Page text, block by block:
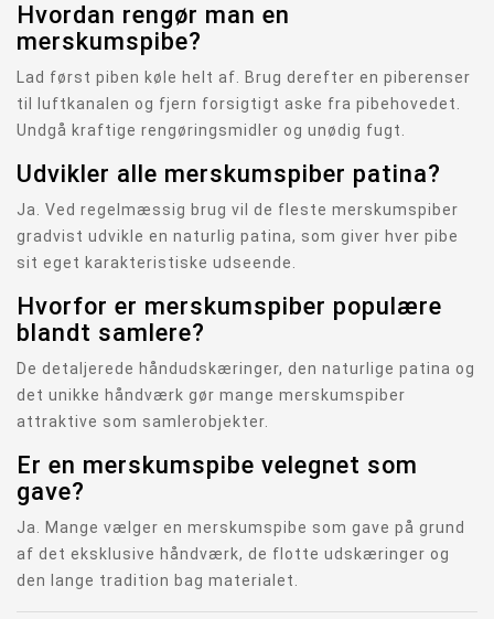
Hvordan rengør man en
merskumspibe?
Lad først piben køle helt af. Brug derefter en piberenser
til luftkanalen og fjern forsigtigt aske fra pibehovedet.
Undgå kraftige rengøringsmidler og unødig fugt.
Udvikler alle merskumspiber patina?
Ja. Ved regelmæssig brug vil de fleste merskumspiber
gradvist udvikle en naturlig patina, som giver hver pibe
sit eget karakteristiske udseende.
Hvorfor er merskumspiber populære
blandt samlere?
De detaljerede håndudskæringer, den naturlige patina og
det unikke håndværk gør mange merskumspiber
attraktive som samlerobjekter.
Er en merskumspibe velegnet som
gave?
Ja. Mange vælger en merskumspibe som gave på grund
af det eksklusive håndværk, de flotte udskæringer og
den lange tradition bag materialet.